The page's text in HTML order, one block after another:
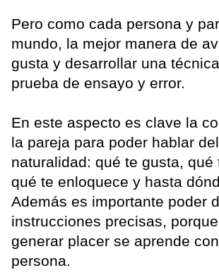
Pero como cada persona y
mundo, la mejor manera de
gusta y desarrollar una
prueba de ensayo y error.
En este aspecto es clave la
la pareja para poder hablar
naturalidad: qué te gusta, qué
qué te enloquece y hasta
Además es importante poder
instrucciones precisas,
generar placer se aprende
persona.